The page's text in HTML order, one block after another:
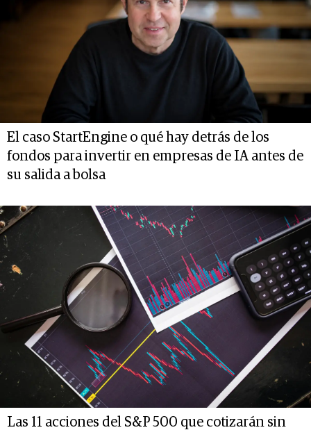
El caso StartEngine o qué hay detrás de los
fondos para invertir en empresas de IA antes de
su salida a bolsa
Las 11 acciones del S&P 500 que cotizarán sin